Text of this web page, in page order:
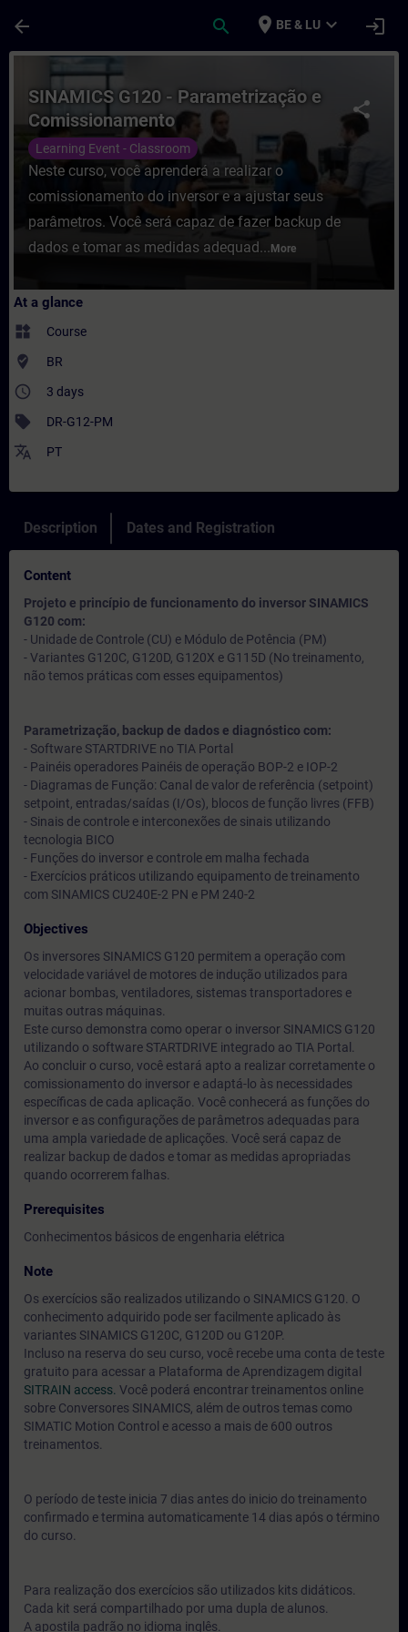
arrow_back search place BE & LU expand_more login
Course - SINAMICS G120 -
share
SINAMICS G120 - Parametrização e
Comissionamento
Learning Event - Classroom
Neste curso, você aprenderá a realizar o
comissionamento do inversor e a ajustar seus
parâmetros. Você será capaz de fazer backup de
dados e tomar as medidas adequad... More
At a glance
widgets Course
where_to_vote BR
access_time 3 days
sell DR-G12-PM
translate PT
Description Dates and Registration
Content
Projeto e princípio de funcionamento do inversor SINAMICS
G120 com:
- Unidade de Controle (CU) e Módulo de Potência (PM)
- Variantes G120C, G120D, G120X e G115D (No treinamento,
não temos práticas com esses equipamentos)
Parametrização, backup de dados e diagnóstico com:
- Software STARTDRIVE no TIA Portal
- Painéis operadores Painéis de operação BOP-2 e IOP-2
- Diagramas de Função: Canal de valor de referência (setpoint)
setpoint, entradas/saídas (I/Os), blocos de função livres (FFB)
- Sinais de controle e interconexões de sinais utilizando
tecnologia BICO
- Funções do inversor e controle em malha fechada
- Exercícios práticos utilizando equipamento de treinamento
com SINAMICS CU240E-2 PN e PM 240-2
Objectives
Os inversores SINAMICS G120 permitem a operação com
velocidade variável de motores de indução utilizados para
acionar bombas, ventiladores, sistemas transportadores e
muitas outras máquinas.
Este curso demonstra como operar o inversor SINAMICS G120
utilizando o software STARTDRIVE integrado ao TIA Portal.
Ao concluir o curso, você estará apto a realizar corretamente o
comissionamento do inversor e adaptá-lo às necessidades
específicas de cada aplicação. Você conhecerá as funções do
inversor e as configurações de parâmetros adequadas para
uma ampla variedade de aplicações. Você será capaz de
realizar backup de dados e tomar as medidas apropriadas
quando ocorrerem falhas.
Prerequisites
Conhecimentos básicos de engenharia elétrica
Note
Os exercícios são realizados utilizando o SINAMICS G120. O
conhecimento adquirido pode ser facilmente aplicado às
variantes SINAMICS G120C, G120D ou G120P.
Incluso na reserva do seu curso, você recebe uma conta de teste
gratuito para acessar a Plataforma de Aprendizagem digital
SITRAIN access. Você poderá encontrar treinamentos online
sobre Conversores SINAMICS, além de outros temas como
SIMATIC Motion Control e acesso a mais de 600 outros
treinamentos.
O período de teste inicia 7 dias antes do inicio do treinamento
confirmado e termina automaticamente 14 dias após o término
do curso.
Para realização dos exercícios são utilizados kits didáticos.
Cada kit será compartilhado por uma dupla de alunos.
A apostila padrão no idioma inglês.